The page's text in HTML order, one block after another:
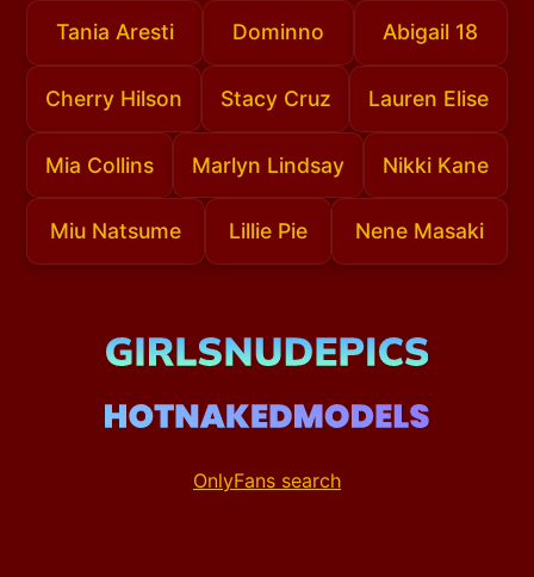
Tania Aresti Dominno Abigail 18
Cherry Hilson Stacy Cruz Lauren Elise
Mia Collins Marlyn Lindsay Nikki Kane
Miu Natsume Lillie Pie Nene Masaki
OnlyFans search